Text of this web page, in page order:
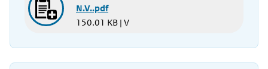
N.V..pdf
150.01 KB | V